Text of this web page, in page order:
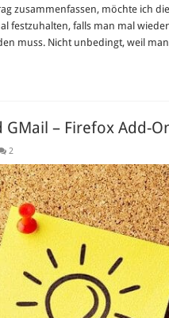
zusammenfassen, möchte ich
festzuhalten, falls man mal
muss. Nicht unbedingt, weil
– Firefox Add-
2